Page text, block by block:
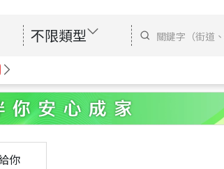
不限類型
你